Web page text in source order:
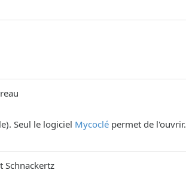
Seul le logiciel Mycoclé permet de l'ouvrir.
Schnackertz